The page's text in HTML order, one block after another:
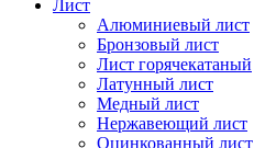
Лист
Алюминиевый лист
Бронзовый лист
Лист горячекатаный
Латунный лист
Медный лист
Нержавеющий лист
Оцинкованный лист